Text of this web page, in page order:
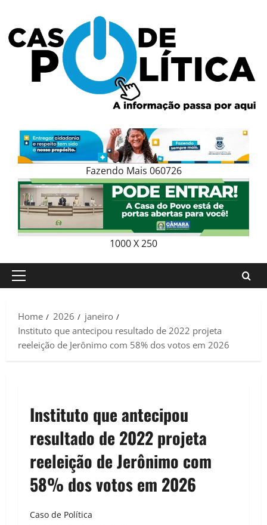
content
Fazendo Mais 060726
1000 X 250
Primary
Home
2026
janeiro
Instituto que antecipou resultado de 2022 projeta
reeleição de Jerônimo com 58% dos votos em 2026
Instituto que antecipou
resultado de 2022 projeta
reeleição de Jerônimo com
58% dos votos em 2026
Caso de Política